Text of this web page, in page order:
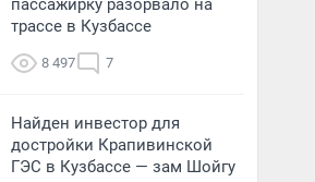
пассажирку разорвало на
трассе в Кузбассе
8 497 7
Найден инвестор для
достройки Крапивинской
ГЭС в Кузбассе — зам Шойгу